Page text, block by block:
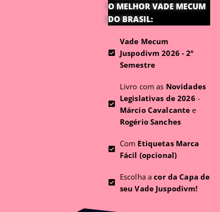
O MELHOR VADE MECUM
DO BRASIL:
Vade Mecum
Juspodivm 2026 - 2º
Semestre
Livro com as Novidades
Legislativas de 2026 -
Márcio Cavalcante e
Rogério Sanches
Com Etiquetas Marca
Fácil (opcional)
Escolha acor da Capa de
seu Vade Juspodivm!